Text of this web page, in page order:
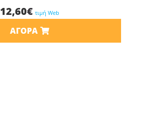
12,60€ τιμή Web
ΑΓΟΡΆ